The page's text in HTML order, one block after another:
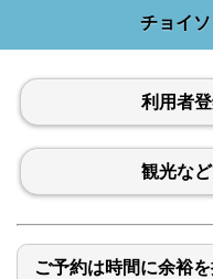
チョイ
利用者
観光な
ご予約は時間に余裕